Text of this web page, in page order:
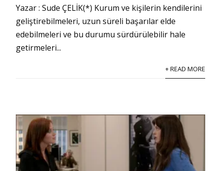
Yazar : Sude ÇELİK(*) Kurum ve kişilerin kendilerini
geliştirebilmeleri, uzun süreli başarılar elde
edebilmeleri ve bu durumu sürdürülebilir hale
getirmeleri...
+ READ MORE